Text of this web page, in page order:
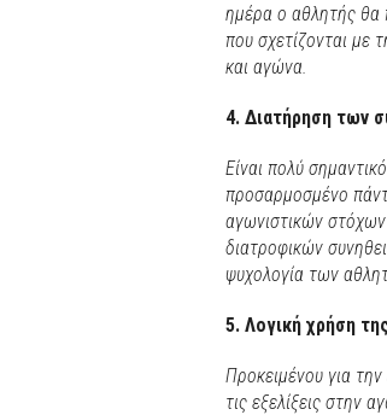
ημέρα ο αθλητής θα
που σχετίζονται με
και αγώνα.
4. Διατήρηση των
Είναι πολύ
προσαρμοσμένο
αγωνιστικών
διατροφικών
ψυχολογία των
5. Λογική χρήση
Προκειμένου για
τις εξελίξεις στην